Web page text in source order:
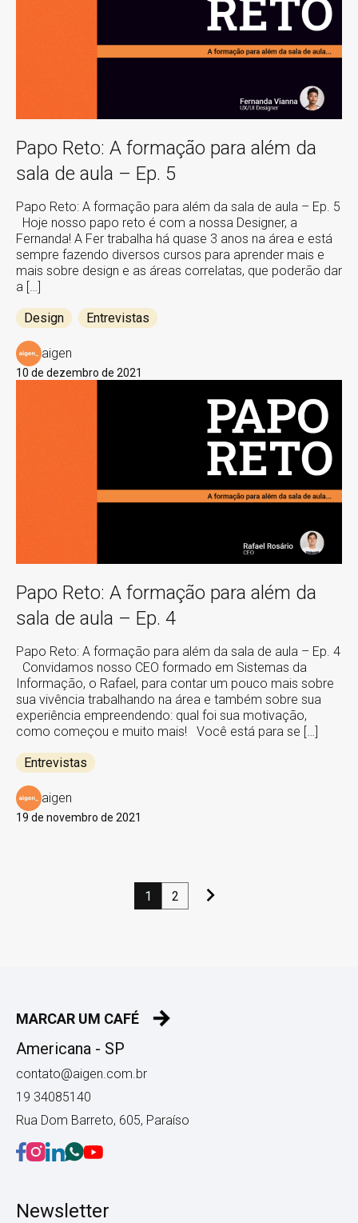
Papo Reto: A formação para além da
sala de aula – Ep. 5
Papo Reto: A formação para além da sala de aula – Ep. 5
Hoje nosso papo reto é com a nossa Designer, a
Fernanda! A Fer trabalha há quase 3 anos na área e está
sempre fazendo diversos cursos para aprender mais e
mais sobre design e as áreas correlatas, que poderão dar
a […]
Design Entrevistas
aigen
10 de dezembro de 2021
Papo Reto: A formação para além da
sala de aula – Ep. 4
Papo Reto: A formação para além da sala de aula – Ep. 4
Convidamos nosso CEO formado em Sistemas da
Informação, o Rafael, para contar um pouco mais sobre
sua vivência trabalhando na área e também sobre sua
experiência empreendendo: qual foi sua motivação,
como começou e muito mais! Você está para se […]
Entrevistas
aigen
19 de novembro de 2021
1 2
MARCAR UM CAFÉ
Americana - SP
contato@aigen.com.br
19 34085140
Rua Dom Barreto, 605, Paraíso
Newsletter